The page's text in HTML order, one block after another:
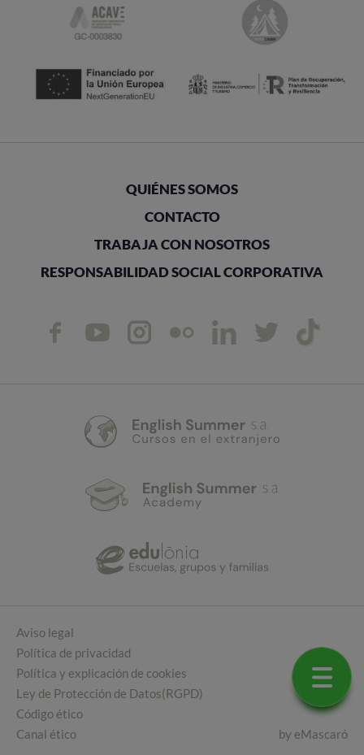
QUIÉNES SOMOS
CONTACTO
TRABAJA CON NOSOTROS
RESPONSABILIDAD SOCIAL CORPORATIVA
Aviso legal
Política de privacidad
Política y explicación de cookies
Ley de Protección de Datos(RGPD)
Código ético
Canal ético
by eMascaró